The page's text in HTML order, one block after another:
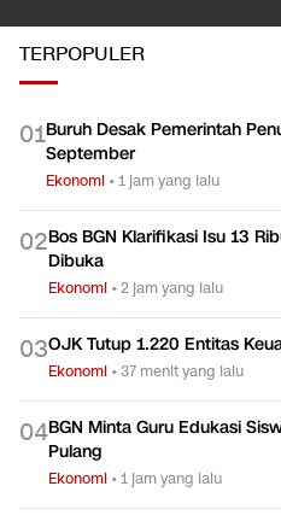
TERPOPULER
01Buruh Desak Pemerintah
September
Ekonomi •1 jam yang lalu
02Bos BGN Klarifikasi Isu 13
Dibuka
Ekonomi •2 jam yang lalu
03OJK Tutup 1.220 Entitas
Ekonomi •37 menit yang lalu
04BGN Minta Guru Edukasi
Pulang
Ekonomi •1 jam yang lalu